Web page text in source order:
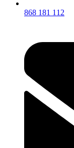
868 181 112